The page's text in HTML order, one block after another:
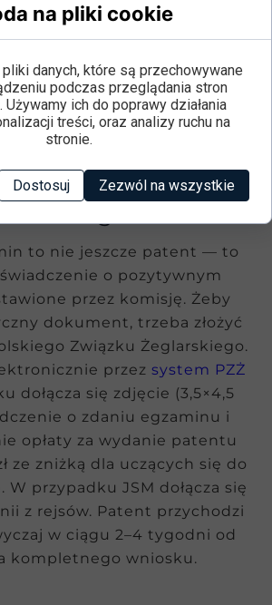
75
65/75 65/75
Tak (jednokrotnie)
to nie jeszcze patent — to
o pozytywnym
przez komisję. Żeby
dokument, trzeba złożyć
Związku Żeglarskiego.
przez system PZŻ
dołącza się zdjęcie (3,5×4,5
o zdaniu egzaminu i
opłaty za wydanie patentu
ze zniżką dla uczących się do
W przypadku JSM dołącza się
z rejsów. Patent przychodzi
w ciągu 2–4 tygodni od
kompletnego wniosku.
na pliki cookie
pliki danych, które są przechowywane
podczas przeglądania stron
Używamy ich do poprawy działania
treści, oraz analizy ruchu na
stronie.
Dostosuj Zezwól na wszystkie